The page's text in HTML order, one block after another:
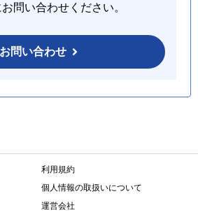
問い合わせください。
お問い合わせ
利用規約
個人情報の取扱いについて
運営会社